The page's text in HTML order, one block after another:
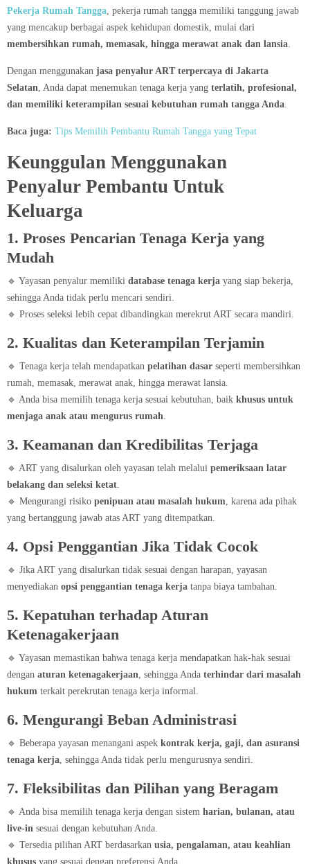
Pekerja Rumah Tangga , pekerja rumah tangga memiliki tanggung jawab
yang mencakup berbagai aspek kehidupan domestik, mulai dari
membersihkan rumah, memasak, hingga merawat anak dan lansia
Dengan menggunakan jasa penyalur ART terpercaya di Jakarta
Selatan , Anda dapat menemukan tenaga kerja yang terlatih, profesional,
dan memiliki keterampilan sesuai kebutuhan rumah tangga Anda
Baca juga: Tips Memilih Pembantu Rumah Tangga yang Tepat
Keunggulan Menggunakan
Penyalur Pembantu Untuk
Keluarga
1. Proses Pencarian Tenaga Kerja yang
Mudah
🔹 Yayasan penyalur memiliki database tenaga kerja yang siap bekerja,
sehingga Anda tidak perlu mencari sendiri.
🔹 Proses seleksi lebih cepat dibandingkan merekrut ART secara mandiri.
2. Kualitas dan Keterampilan Terjamin
🔹 Tenaga kerja telah mendapatkan pelatihan dasar seperti membersihkan
rumah, memasak, merawat anak, hingga merawat lansia.
🔹 Anda bisa memilih tenaga kerja sesuai kebutuhan, baik khusus untuk
menjaga anak atau mengurus rumah
3. Keamanan dan Kredibilitas Terjaga
🔹 ART yang disalurkan oleh yayasan telah melalui pemeriksaan latar
belakang dan seleksi ketat
🔹 Mengurangi risiko penipuan atau masalah hukum , karena ada pihak
yang bertanggung jawab atas ART yang ditempatkan.
4. Opsi Penggantian Jika Tidak Cocok
🔹 Jika ART yang disalurkan tidak sesuai dengan harapan, yayasan
menyediakan opsi penggantian tenaga kerja tanpa biaya tambahan.
5. Kepatuhan terhadap Aturan
Ketenagakerjaan
🔹 Yayasan memastikan bahwa tenaga kerja mendapatkan hak-hak sesuai
dengan aturan ketenagakerjaan , sehingga Anda terhindar dari masalah
hukum terkait perekrutan tenaga kerja informal.
6. Mengurangi Beban Administrasi
🔹 Beberapa yayasan menangani aspek kontrak kerja, gaji, dan asuransi
tenaga kerja , sehingga Anda tidak perlu mengurusnya sendiri.
7. Fleksibilitas dan Pilihan yang Beragam
🔹 Anda bisa memilih tenaga kerja dengan sistem harian, bulanan, atau
live-in sesuai dengan kebutuhan Anda.
🔹 Tersedia pilihan ART berdasarkan usia, pengalaman, atau keahlian
khusus yang sesuai dengan preferensi Anda.